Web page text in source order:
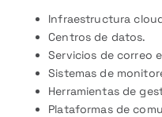
Infraestructura
Centros de datos.
Servicios de correo
Sistemas de
Herramientas de
Plataformas de